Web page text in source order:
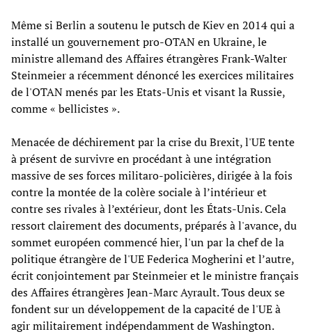
Même si Berlin a soutenu le putsch de Kiev en 2014 qui a
installé un gouvernement pro-OTAN en Ukraine, le
ministre allemand des Affaires étrangères Frank-Walter
Steinmeier a récemment dénoncé les exercices militaires
de l'OTAN menés par les Etats-Unis et visant la Russie,
comme « bellicistes ».
Menacée de déchirement par la crise du Brexit, l'UE tente
à présent de survivre en procédant à une intégration
massive de ses forces militaro-policières, dirigée à la fois
contre la montée de la colère sociale à l’intérieur et
contre ses rivales à l’extérieur, dont les États-Unis. Cela
ressort clairement des documents, préparés à l'avance, du
sommet européen commencé hier, l'un par la chef de la
politique étrangère de l'UE Federica Mogherini et l’autre,
écrit conjointement par Steinmeier et le ministre français
des Affaires étrangères Jean-Marc Ayrault. Tous deux se
fondent sur ​​un développement de la capacité de l'UE à
agir militairement indépendamment de Washington.